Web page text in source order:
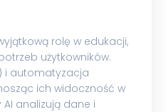
rolę w edukacji,
użytkowników.
i automatyzacja
ich widoczność w
analizują dane i